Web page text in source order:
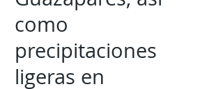
como
precipitaciones
ligeras en